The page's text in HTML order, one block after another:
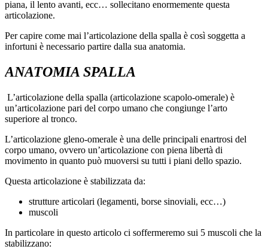
piana, il lento avanti, ecc… sollecitano enormemente questa
articolazione.
Per capire come mai l’articolazione della spalla è così soggetta a
infortuni è necessario partire dalla sua anatomia.
ANATOMIA SPALLA
L’articolazione della spalla (articolazione scapolo-omerale) è
un’articolazione pari del corpo umano che congiunge l’arto
superiore al tronco.
L’articolazione gleno-omerale è una delle principali enartrosi del
corpo umano, ovvero un’articolazione con piena libertà di
movimento in quanto può muoversi su tutti i piani dello spazio.
Questa articolazione è stabilizzata da:
strutture articolari (legamenti, borse sinoviali, ecc…)
muscoli
In particolare in questo articolo ci soffermeremo sui 5 muscoli che la
stabilizzano: